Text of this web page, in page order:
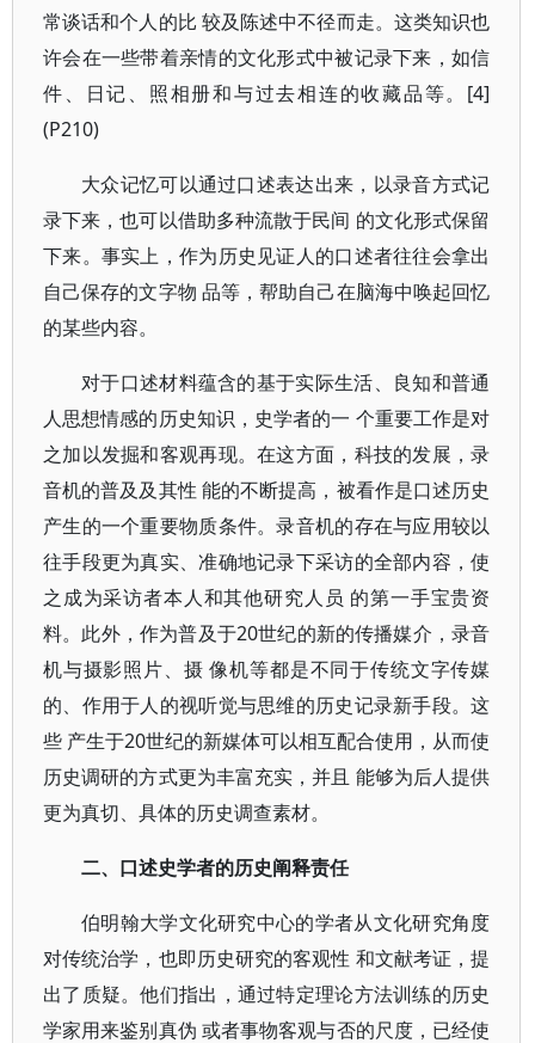
常谈话和个人的比 较及陈述中不径而走。这类知识也
许会在一些带着亲情的文化形式中被记录下来，如信
件、日记、照相册和与过去相连的收藏品等。[4]
(P210)
大众记忆可以通过口述表达出来，以录音方式记
录下来，也可以借助多种流散于民间 的文化形式保留
下来。事实上，作为历史见证人的口述者往往会拿出
自己保存的文字物 品等，帮助自己在脑海中唤起回忆
的某些内容。
对于口述材料蕴含的基于实际生活、良知和普通
人思想情感的历史知识，史学者的一 个重要工作是对
之加以发掘和客观再现。在这方面，科技的发展，录
音机的普及及其性 能的不断提高，被看作是口述历史
产生的一个重要物质条件。录音机的存在与应用较以
往手段更为真实、准确地记录下采访的全部内容，使
之成为采访者本人和其他研究人员 的第一手宝贵资
料。此外，作为普及于20世纪的新的传播媒介，录音
机与摄影照片、摄 像机等都是不同于传统文字传媒
的、作用于人的视听觉与思维的历史记录新手段。这
些 产生于20世纪的新媒体可以相互配合使用，从而使
历史调研的方式更为丰富充实，并且 能够为后人提供
更为真切、具体的历史调查素材。
二、口述史学者的历史阐释责任
伯明翰大学文化研究中心的学者从文化研究角度
对传统治学，也即历史研究的客观性 和文献考证，提
出了质疑。他们指出，通过特定理论方法训练的历史
学家用来鉴别真伪 或者事物客观与否的尺度，已经使